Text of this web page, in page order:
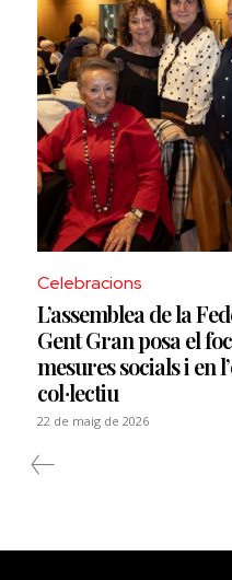
Celebracions
L’assemblea de la
Gent Gran posa el
mesures socials i en
col·lectiu
22 de maig de 2026